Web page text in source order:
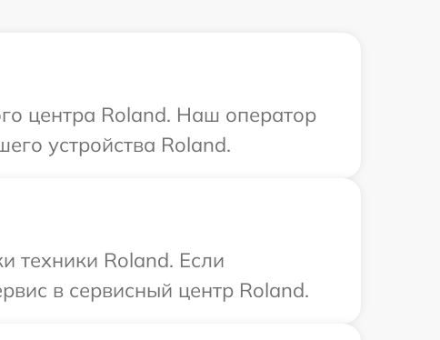
центра Roland. Наш оператор
устройства Roland.
техники Roland. Если
в сервисный центр Roland.